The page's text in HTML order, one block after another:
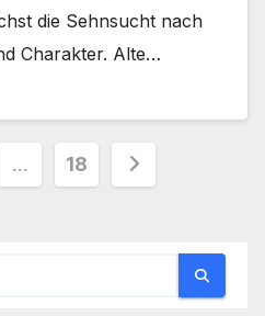
die Sehnsucht nach
Charakter. Alte…
… 18